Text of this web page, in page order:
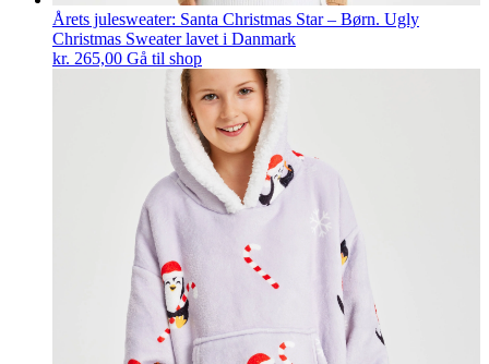
Årets julesweater: Santa Christmas Star – Børn. Ugly
Christmas Sweater lavet i Danmark
kr. 265,00 Gå til shop